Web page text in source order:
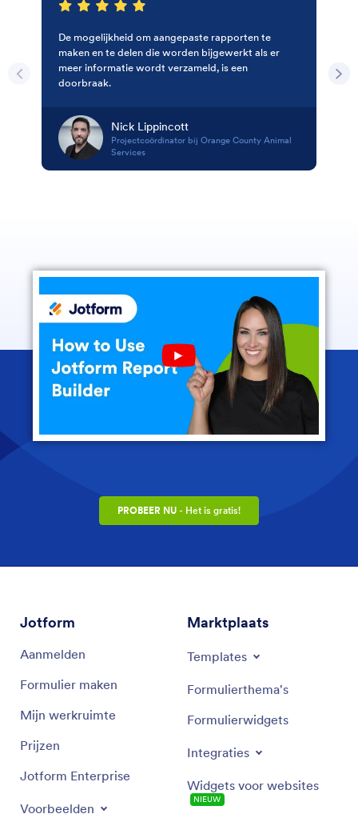
De mogelijkheid om aangepaste rapporten te
maken en te delen die worden bijgewerkt als er
meer informatie wordt verzameld, is een
doorbraak.
Nick Lippincott
Projectcoördinator bij Orange County Animal
Services
Play YouTube Video
PROBEER NU- Het is gratis!
Jotform
Aanmelden
Formulier maken
Mijn werkruimte
Prijzen
Jotform Enterprise
Voorbeelden
Marktplaats
Templates
Formulierthema's
Formulierwidgets
Integraties
Widgets voor websites
NIEUW